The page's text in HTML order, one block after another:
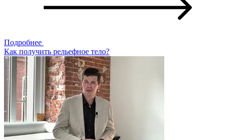
Подробнее
Как получить рельефное тело?